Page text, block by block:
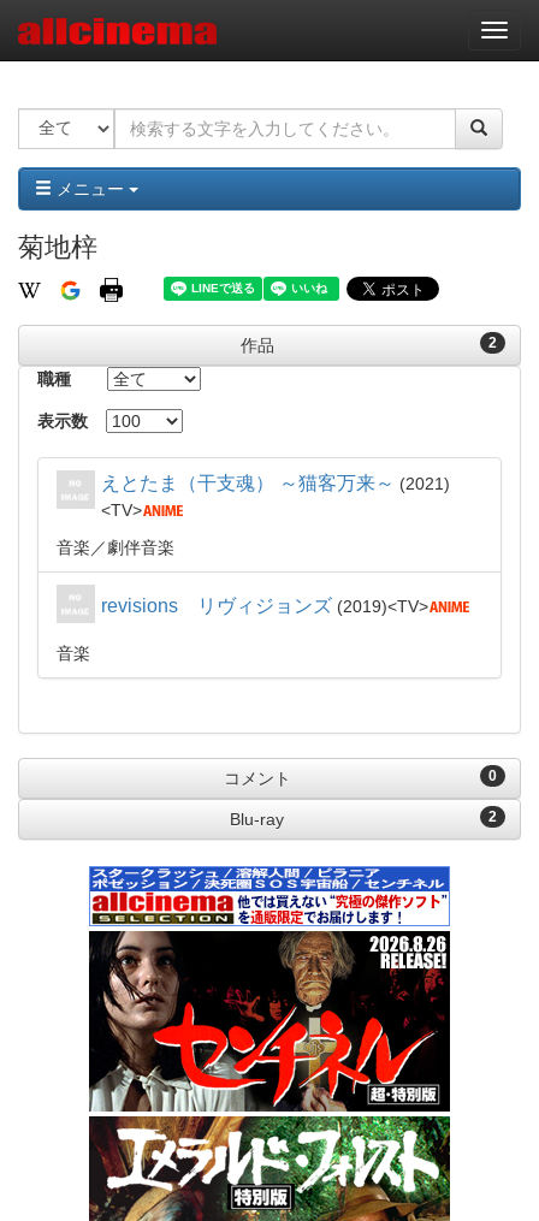
ナ
ビ
ー
ョ
ン
メニュー
菊地梓
2
作品
職種
表示数
えとたま（干支魂） ～猫客万来～
2021
TV
音楽
劇伴音楽
revisions リヴィジョンズ 2019 TV
音楽
0
コメント
2
Blu-ray